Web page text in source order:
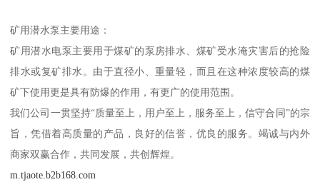
矿用潜水泵主要用途：
矿用潜水电泵主要用于煤矿的泵房排水、煤矿受水淹灾害后的抢险
排水或复矿排水。由于直径小、重量轻，而且在这种浓度较高的煤
矿下使用更是具有防爆的作用，有更广的使用范围。
我们公司一贯坚持“质量至上，用户至上，服务至上，信守合同”的宗
旨，凭借着高质量的产品，良好的信誉，优良的服务。竭诚与内外
商家双赢合作，共同发展，共创辉煌。
m.tjaote.b2b168.com